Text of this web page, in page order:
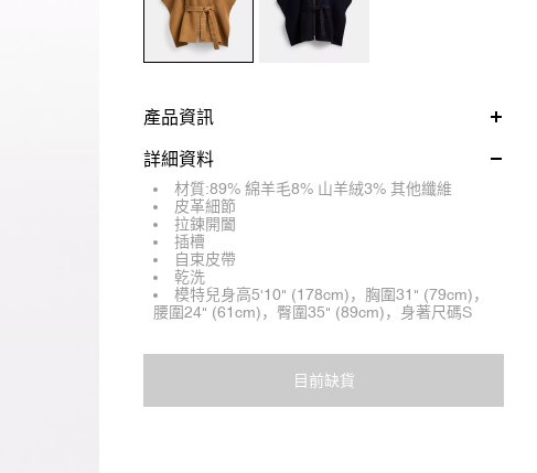
產品資訊
詳細資料
材質:89% 綿羊毛8% 山羊絨3% 其他纖維
皮革細節
拉鍊開闔
插槽
自束皮帶
乾洗
模特兒身高5'10" (178cm)，胸圍31" (79cm)，
腰圍24" (61cm)，臀圍35" (89cm)，身著尺碼S
目前缺貨